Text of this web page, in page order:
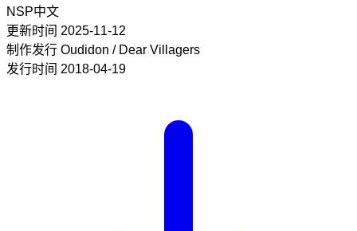
NSP中文
更新时间 2025-11-12
制作发行 Oudidon / Dear Villagers
发行时间 2018-04-19